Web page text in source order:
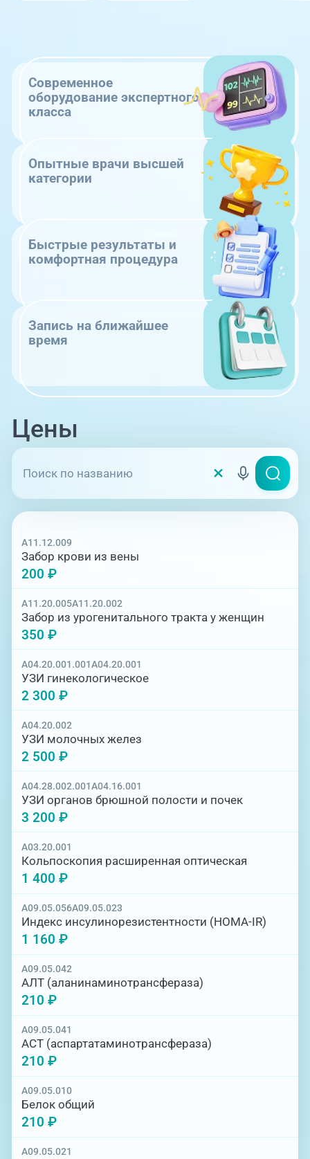
Современное
оборудование экспертного
класса
Опытные врачи высшей
категории
Быстрые результаты и
комфортная процедура
Запись на ближайшее
время
Цены
A11.12.009
Забор крови из вены
200 ₽
A11.20.005A11.20.002
Забор из урогенитального тракта у женщин
350 ₽
A04.20.001.001A04.20.001
УЗИ гинекологическое
2 300 ₽
A04.20.002
УЗИ молочных желез
2 500 ₽
A04.28.002.001A04.16.001
УЗИ органов брюшной полости и почек
3 200 ₽
A03.20.001
Кольпоскопия расширенная оптическая
1 400 ₽
A09.05.056A09.05.023
Индекс инсулинорезистентности (НОМА-IR)
1 160 ₽
A09.05.042
АЛТ (аланинаминотрансфераза)
210 ₽
A09.05.041
АСТ (аспартатаминотрансфераза)
210 ₽
A09.05.010
Белок общий
210 ₽
A09.05.021